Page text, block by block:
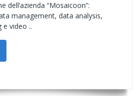
dell’azienda “Mosaicoon”:
management, data analysis,
e video ..